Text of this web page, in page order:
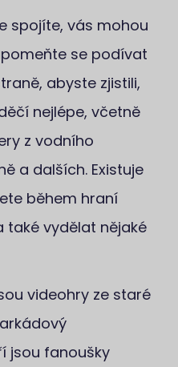
spojíte, vás mohou
se podívat
abyste zjistili,
nejlépe, včetně
z vodního
a dalších. Existuje
během hraní
také vydělat nějaké
videohry ze staré
jsou fanoušky